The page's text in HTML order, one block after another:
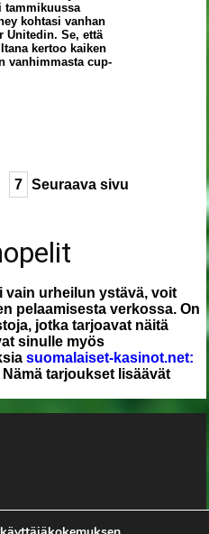
tammikuussa
kohtasi vanhan
Unitedin. Se, että
kertoo kaiken
vanhimmasta cup-
7 Seuraava sivu
vain urheilun ystävä, voit
pelaamisesta verkossa. On
jotka tarjoavat näitä
sinulle myös
suomalaiset-kasinot.net:
Nämä tarjoukset lisäävät